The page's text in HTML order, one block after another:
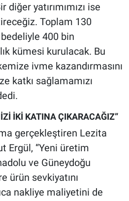
yatırımımızı ise
Toplam 130
400 bin
kümesi kurulacak. Bu
ivme kazandırmasını
katkı sağlamamızı
İKİ KATINA ÇIKARACAĞIZ”
gerçekleştiren Lezita
Ergül, “Yeni üretim
ve Güneydoğu
ürün sevkiyatını
nakliye maliyetini de